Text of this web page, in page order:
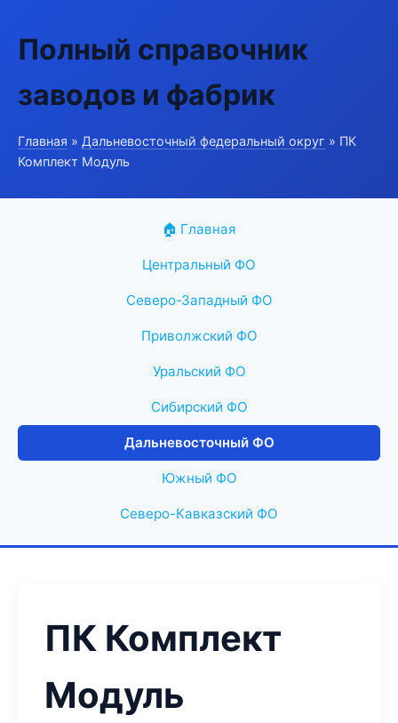
Полный справочник
заводов и фабрик
Главная » Дальневосточный федеральный округ » ПК
Комплект Модуль
🏠 Главная
Центральный ФО
Северо-Западный ФО
Приволжский ФО
Уральский ФО
Сибирский ФО
Дальневосточный ФО
Южный ФО
Северо-Кавказский ФО
ПК Комплект
Модуль